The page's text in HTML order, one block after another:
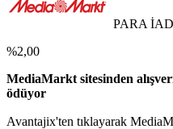
PARA
%2,00
MediaMarkt sitesinden
ödüyor
Avantajix'ten tıklayarak